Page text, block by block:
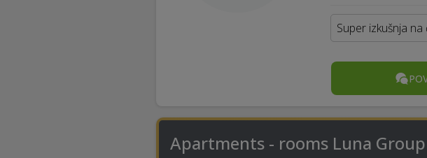
Super izkušnja
Apartments - rooms Luna Group